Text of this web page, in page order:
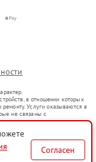
в отношении которых
Услуги оказываются в
не связаны с
оборот в соответствии
услуг или введения
услугах по
Согласен